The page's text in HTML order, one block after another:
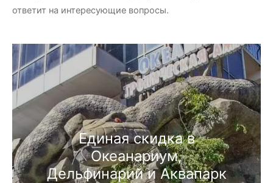
ответит на интересующие вопросы.
Единая скидка в
Океанариум,
Дельфинарий и Аквапарк